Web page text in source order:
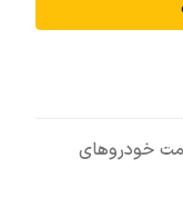
خودروهای